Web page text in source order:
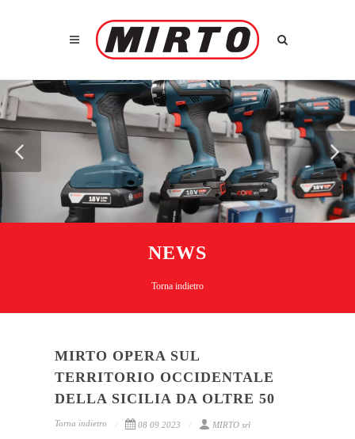
NEWS
Torna indietro
MIRTO OPERA SUL
TERRITORIO OCCIDENTALE
DELLA SICILIA DA OLTRE 50
Torna indietro 08 09 2023 MIRTO srl